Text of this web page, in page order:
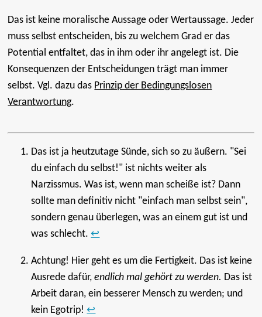
Das ist keine moralische Aussage oder Wertaussage. Jeder
muss selbst entscheiden, bis zu welchem Grad er das
Potential entfaltet, das in ihm oder ihr angelegt ist. Die
Konsequenzen der Entscheidungen trägt man immer
selbst. Vgl. dazu das Prinzip der Bedingungslosen
Verantwortung.
Das ist ja heutzutage Sünde, sich so zu äußern. "Sei
du einfach du selbst!" ist nichts weiter als
Narzissmus. Was ist, wenn man scheiße ist? Dann
sollte man definitiv nicht "einfach man selbst sein",
sondern genau überlegen, was an einem gut ist und
was schlecht.↩
Achtung! Hier geht es um die Fertigkeit. Das ist keine
Ausrede dafür,endlich mal gehört zu werden. Das ist
Arbeit daran, ein besserer Mensch zu werden; und
kein Egotrip!↩